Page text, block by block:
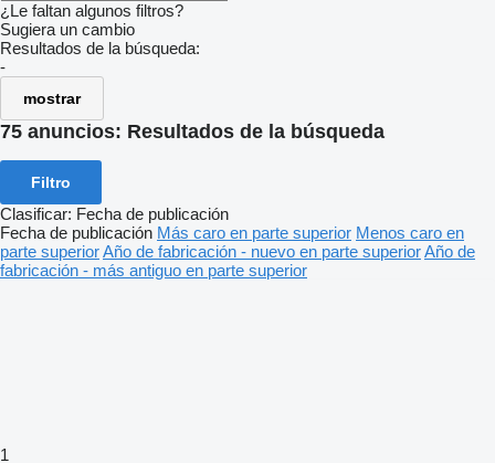
¿Le faltan algunos filtros?
Sugiera un cambio
Resultados de la búsqueda:
-
mostrar
75 anuncios: Resultados de la búsqueda
Filtro
Clasificar: Fecha de publicación
Fecha de publicación Más caro en parte superior Menos caro en
parte superiorAño de fabricación - nuevo en parte superiorAño de
fabricación - más antiguo en parte superior
1